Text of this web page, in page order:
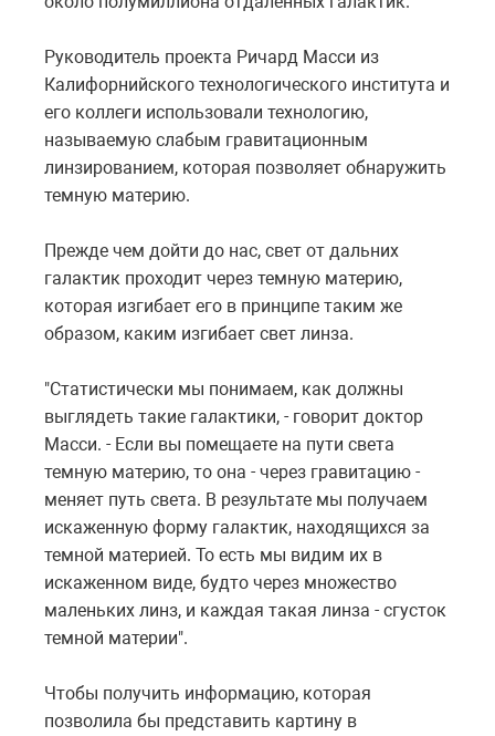
Руководитель проекта Ричард Масси из
Калифорнийского технологического института и
его коллеги использовали технологию,
называемую слабым гравитационным
линзированием, которая позволяет обнаружить
темную материю.
Прежде чем дойти до нас, свет от дальних
галактик проходит через темную материю,
которая изгибает его в принципе таким же
образом, каким изгибает свет линза.
"Статистически мы понимаем, как должны
выглядеть такие галактики, - говорит доктор
Масси. - Если вы помещаете на пути света
темную материю, то она - через гравитацию -
меняет путь света. В результате мы получаем
искаженную форму галактик, находящихся за
темной материей. То есть мы видим их в
искаженном виде, будто через множество
маленьких линз, и каждая такая линза - сгусток
темной материи".
Чтобы получить информацию, которая
позволила бы представить картину в